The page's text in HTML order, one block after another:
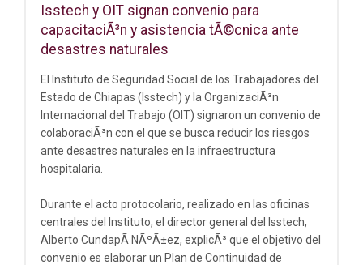
Isstech y OIT signan convenio para
capacitaciÃ³n y asistencia tÃ©cnica ante
desastres naturales
El Instituto de Seguridad Social de los Trabajadores del
Estado de Chiapas (Isstech) y la OrganizaciÃ³n
Internacional del Trabajo (OIT) signaron un convenio de
colaboraciÃ³n con el que se busca reducir los riesgos
ante desastres naturales en la infraestructura
hospitalaria.
Durante el acto protocolario, realizado en las oficinas
centrales del Instituto, el director general del Isstech,
Alberto CundapÃ­ NÃºÃ±ez, explicÃ³ que el objetivo del
convenio es elaborar un Plan de Continuidad de